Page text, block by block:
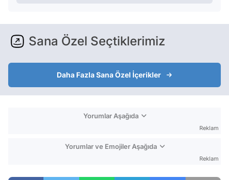
Sana Özel Seçtiklerimiz
Daha Fazla Sana Özel İçerikler
Yorumlar Aşağıda
Reklam
Yorumlar ve Emojiler Aşağıda
Reklam